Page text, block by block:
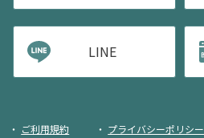
LINE
ご利用規約 プライバシーポリシー